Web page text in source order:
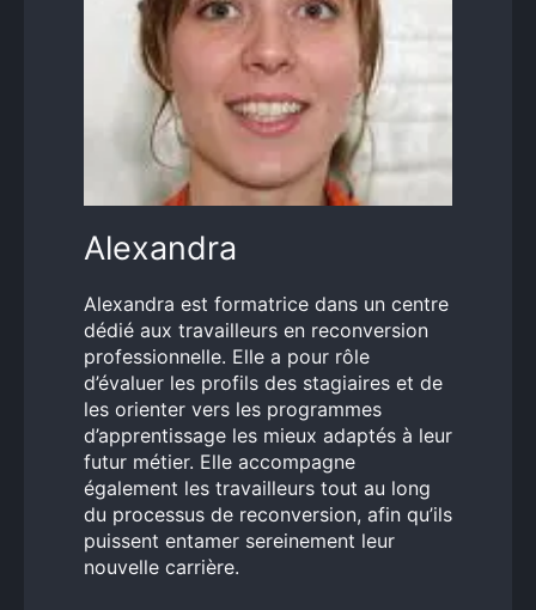
Alexandra
Alexandra est formatrice dans un centre
dédié aux travailleurs en reconversion
professionnelle. Elle a pour rôle
d’évaluer les profils des stagiaires et de
les orienter vers les programmes
d’apprentissage les mieux adaptés à leur
futur métier. Elle accompagne
également les travailleurs tout au long
du processus de reconversion, afin qu’ils
puissent entamer sereinement leur
nouvelle carrière.